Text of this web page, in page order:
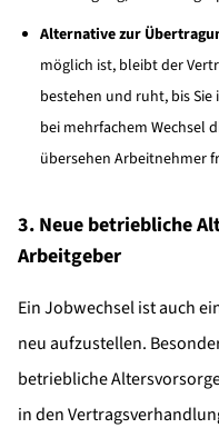
Alternative zur
möglich ist, bleibt der
bestehen und ruht, bis Sie
bei mehrfachem Wechsel
übersehen Arbeitnehmer
3. Neue betriebliche
Arbeitgeber
Ein Jobwechsel ist auch
neu aufzustellen.
betriebliche
in den